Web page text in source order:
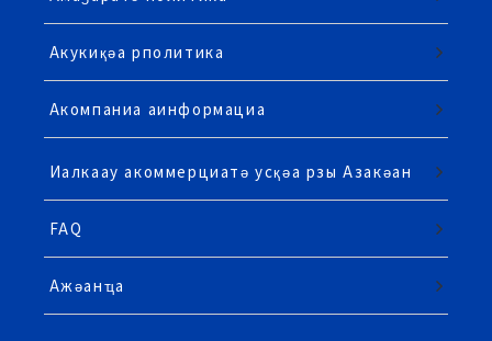
Акукиқәа рполитика
Акомпаниа аинформациа
Иалкаау акоммерциатә усқәа рзы Азакәан
FAQ
Ажәанҵа